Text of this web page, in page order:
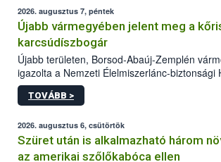
2026. augusztus 7, péntek
Újabb vármegyében jelent meg a
karcsúdíszbogár
Újabb területen, Borsod-Abaúj-Zemplén
igazolta a Nemzeti Élelmiszerlánc-biztonsági
kőrisrontó karcsúdíszbogár (Agrilus
kártevőt nem csak színcsapdában találták
az intenzív felderítést, emellett az
hatósággal is összehangolják a terjedés
TOVÁBB >
2026. augusztus 6, csütörtök
Szüret után is alkalmazható három
az amerikai szőlőkabóca ellen